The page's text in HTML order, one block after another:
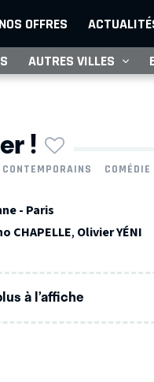
NOS OFFRES
AUTRES VILLES
!
CONTEMPORAINS
COMÉDIE
- Paris
CHAPELLE, Olivier YÉNI
à l’affiche